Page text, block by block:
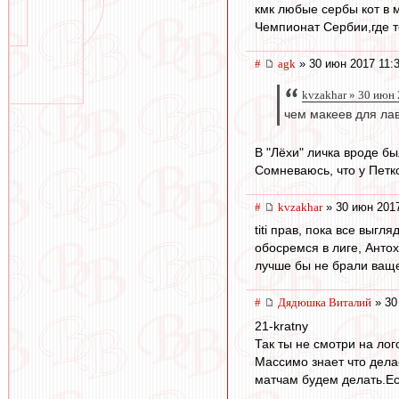
кмк любые сербы кот в
Чемпионат Сербии,где
# agk » 30 июн 2017
kvzakhar » 30 июн
чем макеев для
В "Лёхи" личка вроде
Сомневаюсь, что у
# kvzakhar» 30 июн
titi прав, пока все
обосремся в лиге,
лучше бы не брали
# Дядюшка Виталий »
21-kratny
Так ты не смотри на
Массимо знает что
матчам будем